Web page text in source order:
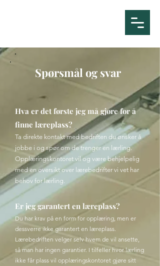
Spørsmål og svar
Hva er det første jeg må gjøre for å
finne læreplass?
Ta direkte kontakt med bedriften du ønsker å
jobbe i og spør om de trenger en lærling.
Opplæringskontoret vil og være behjelpelig
med en oversikt over lærebedrifter vi vet har
behov for lærling.
Er jeg garantert en læreplass?
Du har krav på en form for opplæring, men er
dessverre ikke garantert en læreplass.
Lærebedriften velger selv hvem de vil ansette,
så man har ingen garantier. I tilfeller hvor lærling
ikke får plass vil opplæringskontoret gjøre sitt